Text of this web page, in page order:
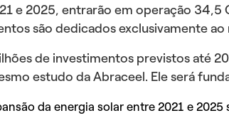
e 2025, entrarão em operação 34,5
são dedicados exclusivamente
de investimentos previstos até
estudo da Abraceel. Ele será
da energia solar entre 2021 e